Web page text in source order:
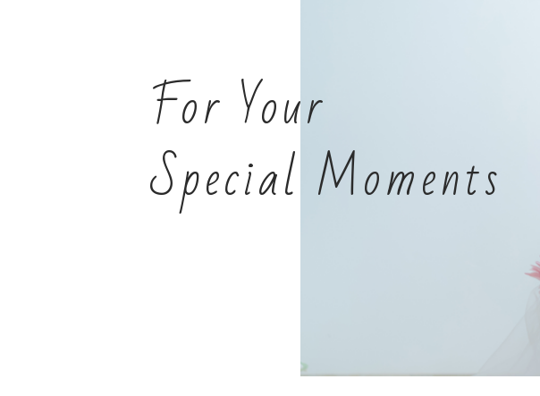
For Your
Special Moments